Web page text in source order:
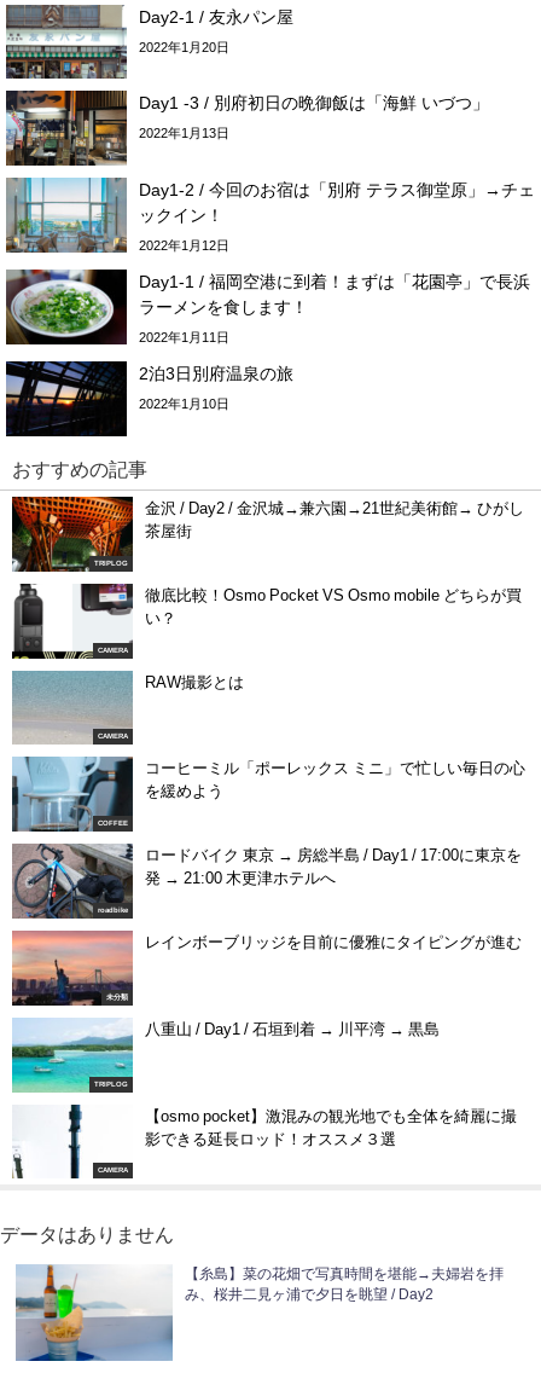
Day2-1 / 友永パン屋
2022年1月20日
Day1 -3 / 別府初日の晩御飯は「海鮮 いづつ」
2022年1月13日
Day1-2 / 今回のお宿は「別府 テラス御堂原」→チェ
ックイン！
2022年1月12日
Day1-1 / 福岡空港に到着！まずは「花園亭」で長浜
ラーメンを食します！
2022年1月11日
2泊3日別府温泉の旅
2022年1月10日
おすすめの記事
TRIPLOG
金沢 / Day2 / 金沢城→兼六園→21世紀美術館→ ひがし
茶屋街
CAMERA
徹底比較！Osmo Pocket VS Osmo mobile どちらが買
い？
CAMERA
RAW撮影とは
COFFEE
コーヒーミル「ポーレックス ミニ」で忙しい毎日の心
を緩めよう
roadbike
ロードバイク 東京 → 房総半島 / Day1 / 17:00に東京を
発 → 21:00 木更津ホテルへ
未分類
レインボーブリッジを目前に優雅にタイピングが進む
TRIPLOG
八重山 / Day1 / 石垣到着 → 川平湾 → 黒島
CAMERA
【osmo pocket】激混みの観光地でも全体を綺麗に撮
影できる延長ロッド！オススメ３選
データはありません
【糸島】菜の花畑で写真時間を堪能→夫婦岩を拝
み、桜井二見ヶ浦で夕日を眺望 / Day2